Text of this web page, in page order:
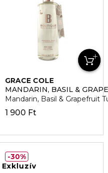
GRACE COLE
MANDARIN, BASIL &
Mandarin, Basil & Grapefruit
1 900 Ft
Exkluzív
30%